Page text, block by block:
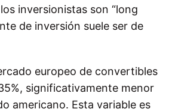
inversionistas son “long
de inversión suele ser de
europeo de convertibles
significativamente menor
americano. Esta variable es